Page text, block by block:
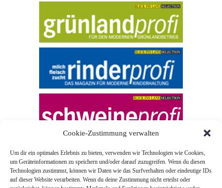
Cookie-Zustimmung verwalten
Um dir ein optimales Erlebnis zu bieten, verwenden wir Technologien wie Cookies,
um Geräteinformationen zu speichern und/oder darauf zuzugreifen. Wenn du diesen
Technologien zustimmst, können wir Daten wie das Surfverhalten oder eindeutige IDs
auf dieser Website verarbeiten. Wenn du deine Zustimmung nicht erteilst oder